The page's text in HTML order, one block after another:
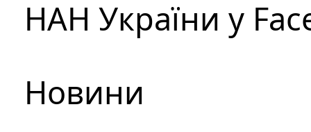
НАН України у
Новини